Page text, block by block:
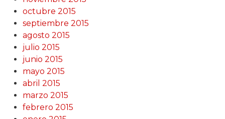
octubre 2015
septiembre 2015
agosto 2015
julio 2015
junio 2015
mayo 2015
abril 2015
marzo 2015
febrero 2015